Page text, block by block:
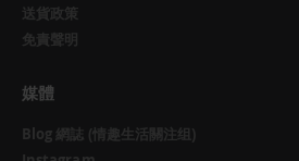
送貨政策
免責聲明
媒體
Blog 網誌 (情趣生活關注组)